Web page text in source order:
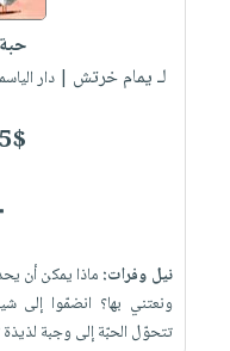
لـ يمام خرتش | دار
نيل وفرات: ماذا يمكن أن
ونعتني بها؟ انضمّوا إلى
تتحوّل الحبّة إلى وجبة لذيذة